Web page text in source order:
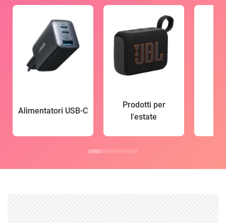
Alimentatori USB-C
Prodotti per
l'estate